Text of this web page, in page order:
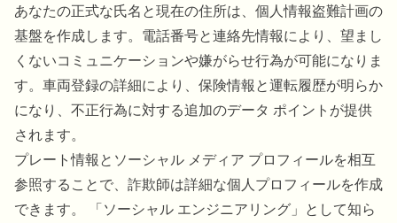
あなたの正式な氏名と現在の住所は、個人情報盗難計画の
基盤を作成します。電話番号と連絡先情報により、望まし
くないコミュニケーションや嫌がらせ行為が可能になりま
す。車両登録の詳細により、保険情報と運転履歴が明らか
になり、不正行為に対する追加のデータ ポイントが提供
されます。
プレート情報とソーシャル メディア プロフィールを相互
参照することで、詐欺師は詳細な個人プロフィールを作成
できます。 「ソーシャル エンジニアリング」として知ら